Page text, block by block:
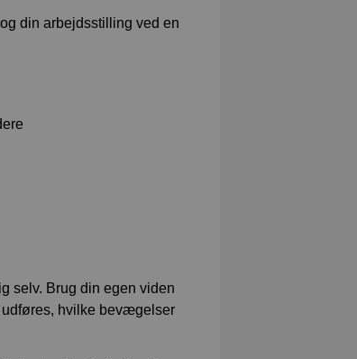
din arbejdsstilling ved en
selv. Brug din egen viden
udføres, hvilke bevægelser